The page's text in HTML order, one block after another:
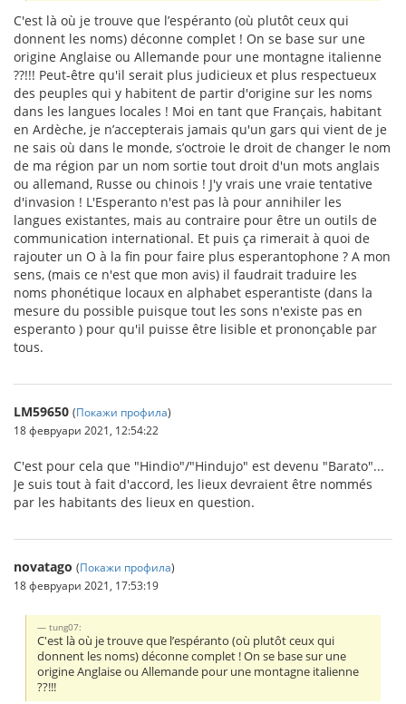
C'est là où je trouve que l’espéranto (où plutôt ceux qui
donnent les noms) déconne complet ! On se base sur une
origine Anglaise ou Allemande pour une montagne italienne
??!!! Peut-être qu'il serait plus judicieux et plus respectueux
des peuples qui y habitent de partir d'origine sur les noms
dans les langues locales ! Moi en tant que Français, habitant
en Ardèche, je n’accepterais jamais qu'un gars qui vient de je
ne sais où dans le monde, s’octroie le droit de changer le nom
de ma région par un nom sortie tout droit d'un mots anglais
ou allemand, Russe ou chinois ! J'y vrais une vraie tentative
d'invasion ! L'Esperanto n'est pas là pour annihiler les
langues existantes, mais au contraire pour être un outils de
communication international. Et puis ça rimerait à quoi de
rajouter un O à la fin pour faire plus esperantophone ? A mon
sens, (mais ce n'est que mon avis) il faudrait traduire les
noms phonétique locaux en alphabet esperantiste (dans la
mesure du possible puisque tout les sons n'existe pas en
esperanto ) pour qu'il puisse être lisible et prononçable par
tous.
LM59650 (Покажи профила)
18 февруари 2021, 12:54:22
C'est pour cela que "Hindio"/"Hindujo" est devenu "Barato"...
Je suis tout à fait d'accord, les lieux devraient être nommés
par les habitants des lieux en question.
novatago (Покажи профила)
18 февруари 2021, 17:53:19
tung07:
C'est là où je trouve que l’espéranto (où plutôt ceux qui
donnent les noms) déconne complet ! On se base sur une
origine Anglaise ou Allemande pour une montagne italienne
??!!!